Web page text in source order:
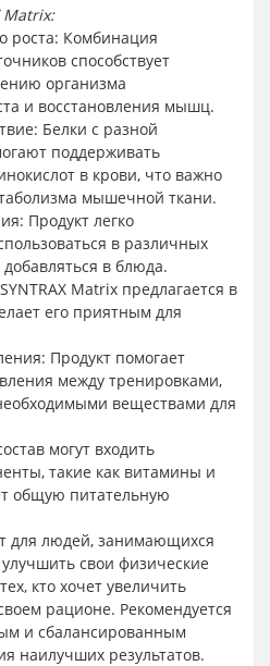
Matrix:
роста: Комбинация
способствует
организма
и восстановления мышц.
Белки с разной
поддерживать
в крови, что важно
мышечной ткани.
Продукт легко
в различных
в блюда.
Matrix предлагается в
его приятным для
Продукт помогает
между тренировками,
веществами для
могут входить
такие как витамины и
общую питательную
для людей, занимающихся
свои физические
кто хочет увеличить
рационе. Рекомендуется
и сбалансированным
наилучших результатов.